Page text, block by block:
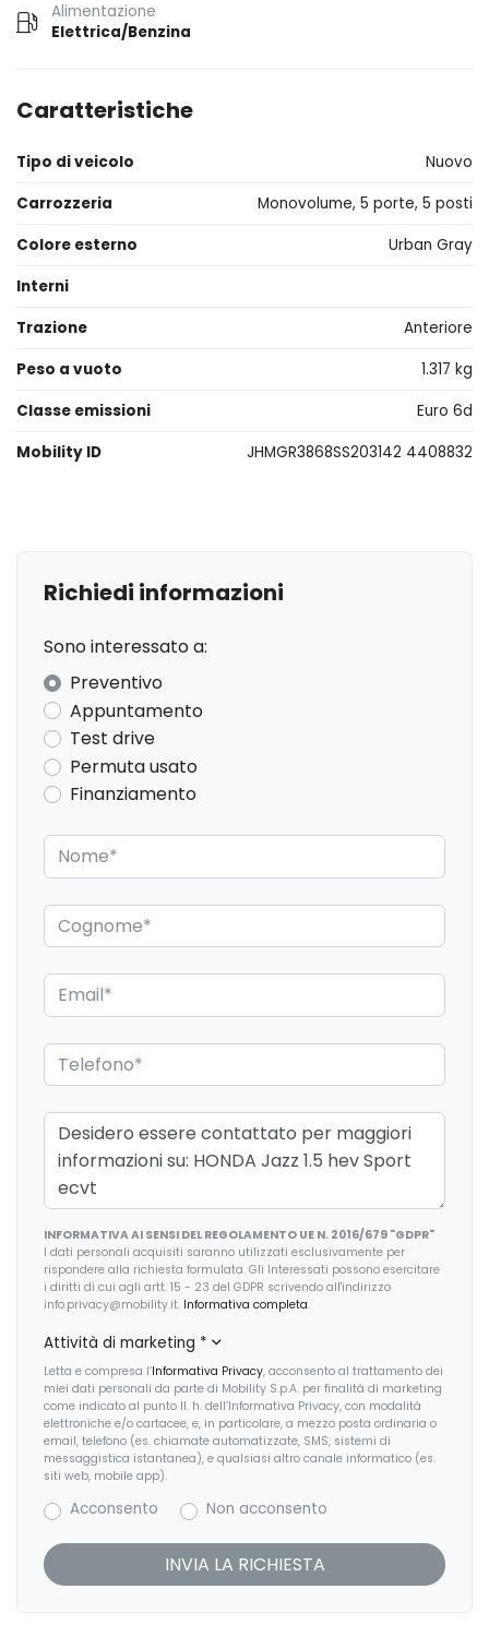
Alimentazione
Elettrica/Benzina
Caratteristiche
Tipo di veicolo
Nuovo
Carrozzeria
Monovolume, 5 porte, 5 posti
Colore esterno
Urban Gray
Interni
Trazione
Anteriore
Peso a vuoto
1.317 kg
Classe emissioni
Euro 6d
Mobility ID
JHMGR3868SS203142 4408832
Richiedi informazioni
Sono interessato a:
Preventivo
Appuntamento
Test drive
Permuta usato
Finanziamento
INFORMATIVA AI SENSI DEL REGOLAMENTO UE N. 2016/679 "GDPR"
I dati personali acquisiti saranno utilizzati esclusivamente per
rispondere alla richiesta formulata. Gli Interessati possono esercitare
i diritti di cui agli artt. 15 - 23 del GDPR scrivendo all'indirizzo
info.privacy@mobility.it. Informativa completa.
Attività di marketing *
Letta e compresa l’Informativa Privacy, acconsento al trattamento dei
miei dati personali da parte di Mobility S.p.A. per finalità di marketing
come indicato al punto II. h. dell’Informativa Privacy, con modalità
elettroniche e/o cartacee, e, in particolare, a mezzo posta ordinaria o
email, telefono (es. chiamate automatizzate, SMS, sistemi di
messaggistica istantanea), e qualsiasi altro canale informatico (es.
siti web, mobile app).
Acconsento Non acconsento